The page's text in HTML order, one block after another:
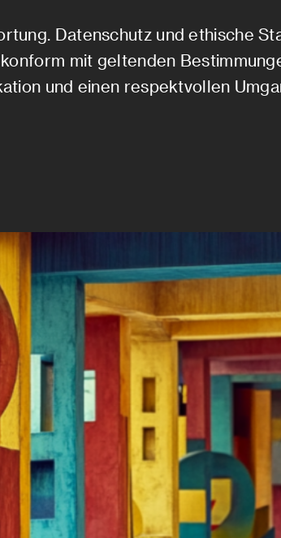
Datenschutz und ethische
mit geltenden
und einen respektvollen